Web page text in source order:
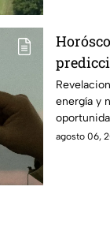
amor,
para
energía y
signo en
agosto 06,